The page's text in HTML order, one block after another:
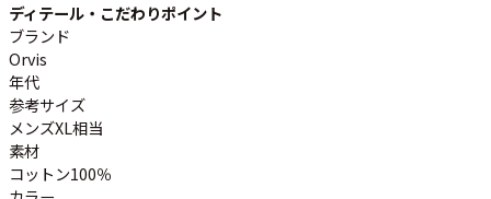
古着卸売
特定商取引法に基づく表示
プライバシーポリシー
お問い合わせ
ディテール・こだわりポイント
ブランド
Orvis
年代
参考サイズ
メンズXL相当
素材
コットン100％